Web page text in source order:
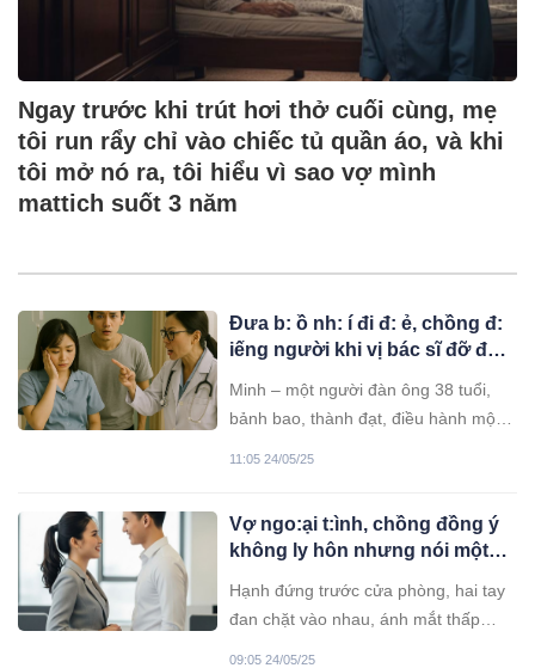
Ngay trước khi trút hơi thở cuối cùng, mẹ
tôi run rẩy chỉ vào chiếc tủ quần áo, và khi
tôi mở nó ra, tôi hiểu vì sao vợ mình
mattich suốt 3 năm
Đưa b: ồ nh: í đi đ: ẻ, chồng đ:
iếng người khi vị bác sĩ đỡ đẻ
ngờ…
Minh – một người đàn ông 38 tuổi,
bảnh bao, thành đạt, điều hành một
bệnh viện quốc tế.
11:05 24/05/25
Vợ ngo:ại t:ình, chồng đồng ý
không ly hôn nhưng nói một
đ: ắng
Hạnh đứng trước cửa phòng, hai tay
đan chặt vào nhau, ánh mắt thấp
09:05 24/05/25